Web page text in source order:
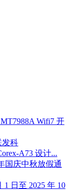
Wifi7 开
发科
A73 设计...
国庆中秋放假通
1 日至 2025 年 10